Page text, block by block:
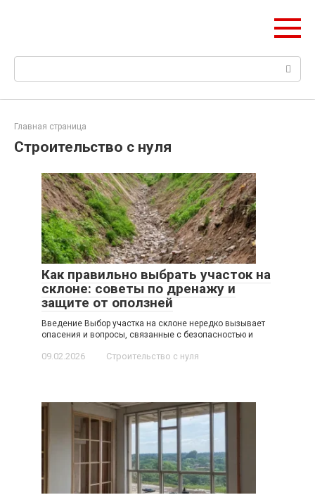
Поиск:
Главная страница
Строительство с нуля
Как правильно выбрать участок на
склоне: советы по дренажу и
защите от оползней
Введение Выбор участка на склоне нередко вызывает
опасения и вопросы, связанные с безопасностью и
09.02.2026 Строительство с нуля